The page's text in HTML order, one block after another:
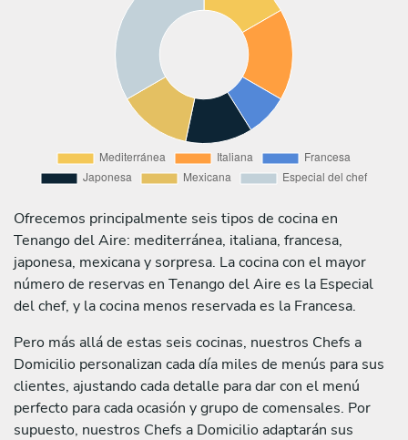
Ofrecemos principalmente seis tipos de cocina en
Tenango del Aire: mediterránea, italiana, francesa,
japonesa, mexicana y sorpresa. La cocina con el mayor
número de reservas en Tenango del Aire es la Especial
del chef, y la cocina menos reservada es la Francesa.
Pero más allá de estas seis cocinas, nuestros Chefs a
Domicilio personalizan cada día miles de menús para sus
clientes, ajustando cada detalle para dar con el menú
perfecto para cada ocasión y grupo de comensales. Por
supuesto, nuestros Chefs a Domicilio adaptarán sus